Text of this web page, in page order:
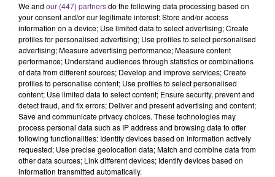
L'INSPECTION DU TRAVAIL RAPPELLE À
L'ORDRE SUR LES CONDITIONS DE...
Alors que les dates de début des vendange 2026
s'est avéré être plus précoce que prévu,
l'inspection du Travail en profite pour rappeler
les conditions de...
TITRES DIFFUSÉS
0h09
0h09 0h06
0h06
We and our (447) partnersdo the following data processing based on
your consent and/or our legitimate interest: Store and/or access
information on a device; Use limited data to select advertising; Create
profiles for personalised advertising; Use profiles to select personalised
advertising; Measure advertising performance; Measure content
performance; Understand audiences through statistics or combinations
of data from different sources; Develop and improve services; Create
profiles to personalise content; Use profiles to select personalised
content; Use limited data to select content; Ensure security, prevent and
detect fraud, and fix errors; Deliver and present advertising and content;
Save and communicate privacy choices. These technologies may
process personal data such as IP address and browsing data to offer
following functionalities: Identify devices based on information actively
requested; Use precise geolocation data; Match and combine data from
other data sources; Link different devices; Identify devices based on
information transmitted automatically.